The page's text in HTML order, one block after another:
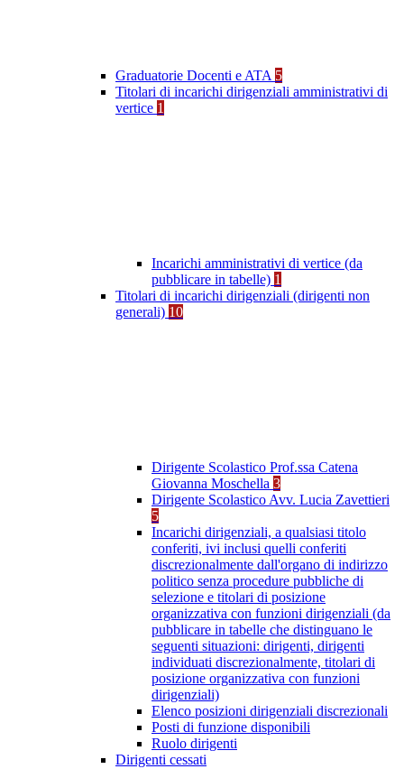
Graduatorie Docenti e ATA 5
Titolari di incarichi dirigenziali amministrativi di
vertice 1
Incarichi amministrativi di vertice (da
pubblicare in tabelle) 1
Titolari di incarichi dirigenziali (dirigenti non
generali) 10
Dirigente Scolastico Prof.ssa Catena
Giovanna Moschella 3
Dirigente Scolastico Avv. Lucia Zavettieri
5
Incarichi dirigenziali, a qualsiasi titolo
conferiti, ivi inclusi quelli conferiti
discrezionalmente dall'organo di indirizzo
politico senza procedure pubbliche di
selezione e titolari di posizione
organizzativa con funzioni dirigenziali (da
pubblicare in tabelle che distinguano le
seguenti situazioni: dirigenti, dirigenti
individuati discrezionalmente, titolari di
posizione organizzativa con funzioni
dirigenziali)
Elenco posizioni dirigenziali discrezionali
Posti di funzione disponibili
Ruolo dirigenti
Dirigenti cessati